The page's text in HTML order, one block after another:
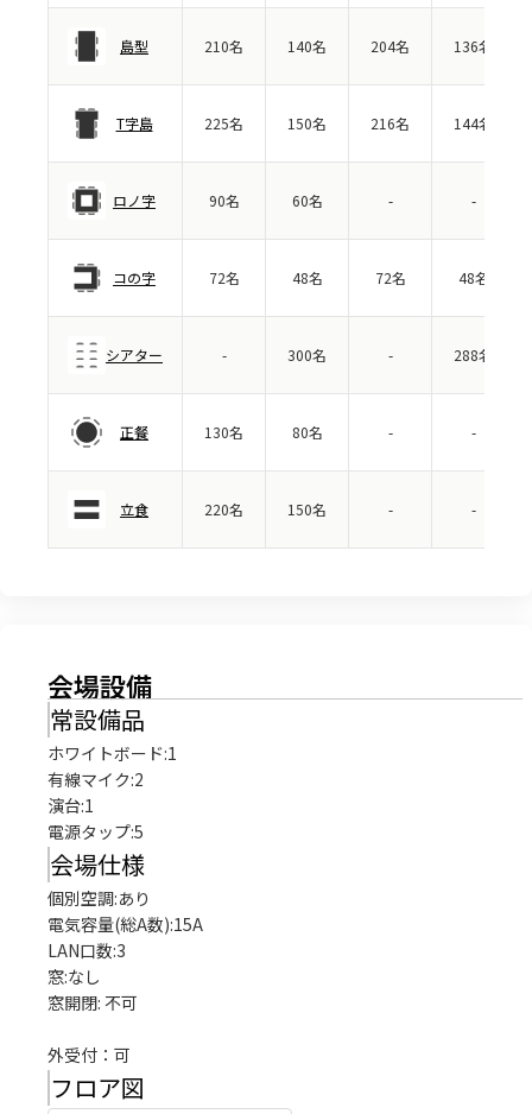
島型 210名 140名 204名 136名
T字島 225名 150名 216名 144名
ロノ字 90名 60名 - -
コの字 72名 48名 72名 48名
シアター - 300名 - 288名
正餐 130名 80名 - -
立食 220名 150名 - -
会場設備
常設備品
ホワイトボード:1
有線マイク:2
演台:1
電源タップ:5
会場仕様
個別空調:あり
電気容量(総A数):15A
LAN口数:3
窓:なし
窓開閉: 不可
外受付：可
フロア図